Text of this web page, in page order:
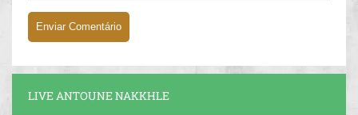
LIVE ANTOUNE NAKKHLE